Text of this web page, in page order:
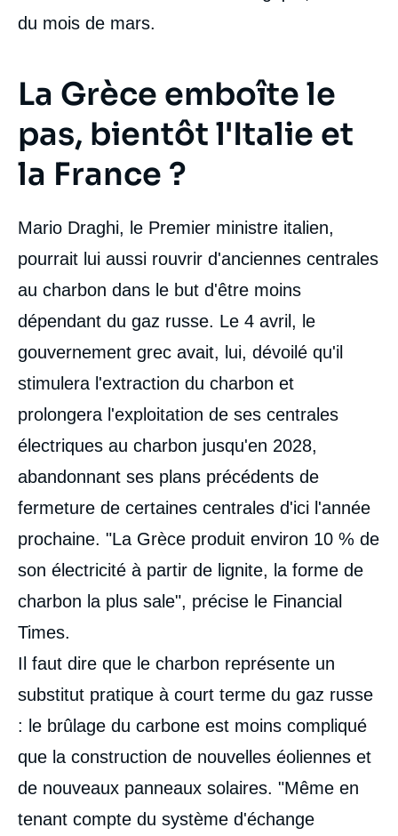
du mois de mars.
La Grèce emboîte le
pas, bientôt l'Italie et
la France ?
Mario Draghi, le Premier ministre italien,
pourrait lui aussi rouvrir d'anciennes centrales
au charbon dans le but d'être moins
dépendant du gaz russe. Le 4 avril, le
gouvernement grec avait, lui, dévoilé qu'il
stimulera l'extraction du charbon et
prolongera l'exploitation de ses centrales
électriques au charbon jusqu'en 2028,
abandonnant ses plans précédents de
fermeture de certaines centrales d'ici l'année
prochaine. "La Grèce produit environ 10 % de
son électricité à partir de lignite, la forme de
charbon la plus sale", précise le Financial
Times.
Il faut dire que le charbon représente un
substitut pratique à court terme du gaz russe
: le brûlage du carbone est moins compliqué
que la construction de nouvelles éoliennes et
de nouveaux panneaux solaires. "Même en
tenant compte du système d'échange